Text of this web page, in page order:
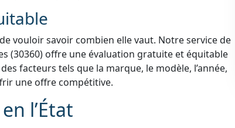
vouloir savoir combien elle vaut. Notre service de
(30360) offre une évaluation gratuite et équitable
facteurs tels que la marque, le modèle, l’année,
une offre compétitive.
l’État